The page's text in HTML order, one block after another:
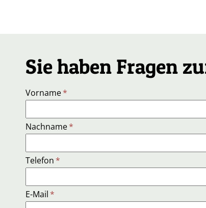
Sie haben Fragen
Vorname*
Nachname*
Telefon *
E-Mail *